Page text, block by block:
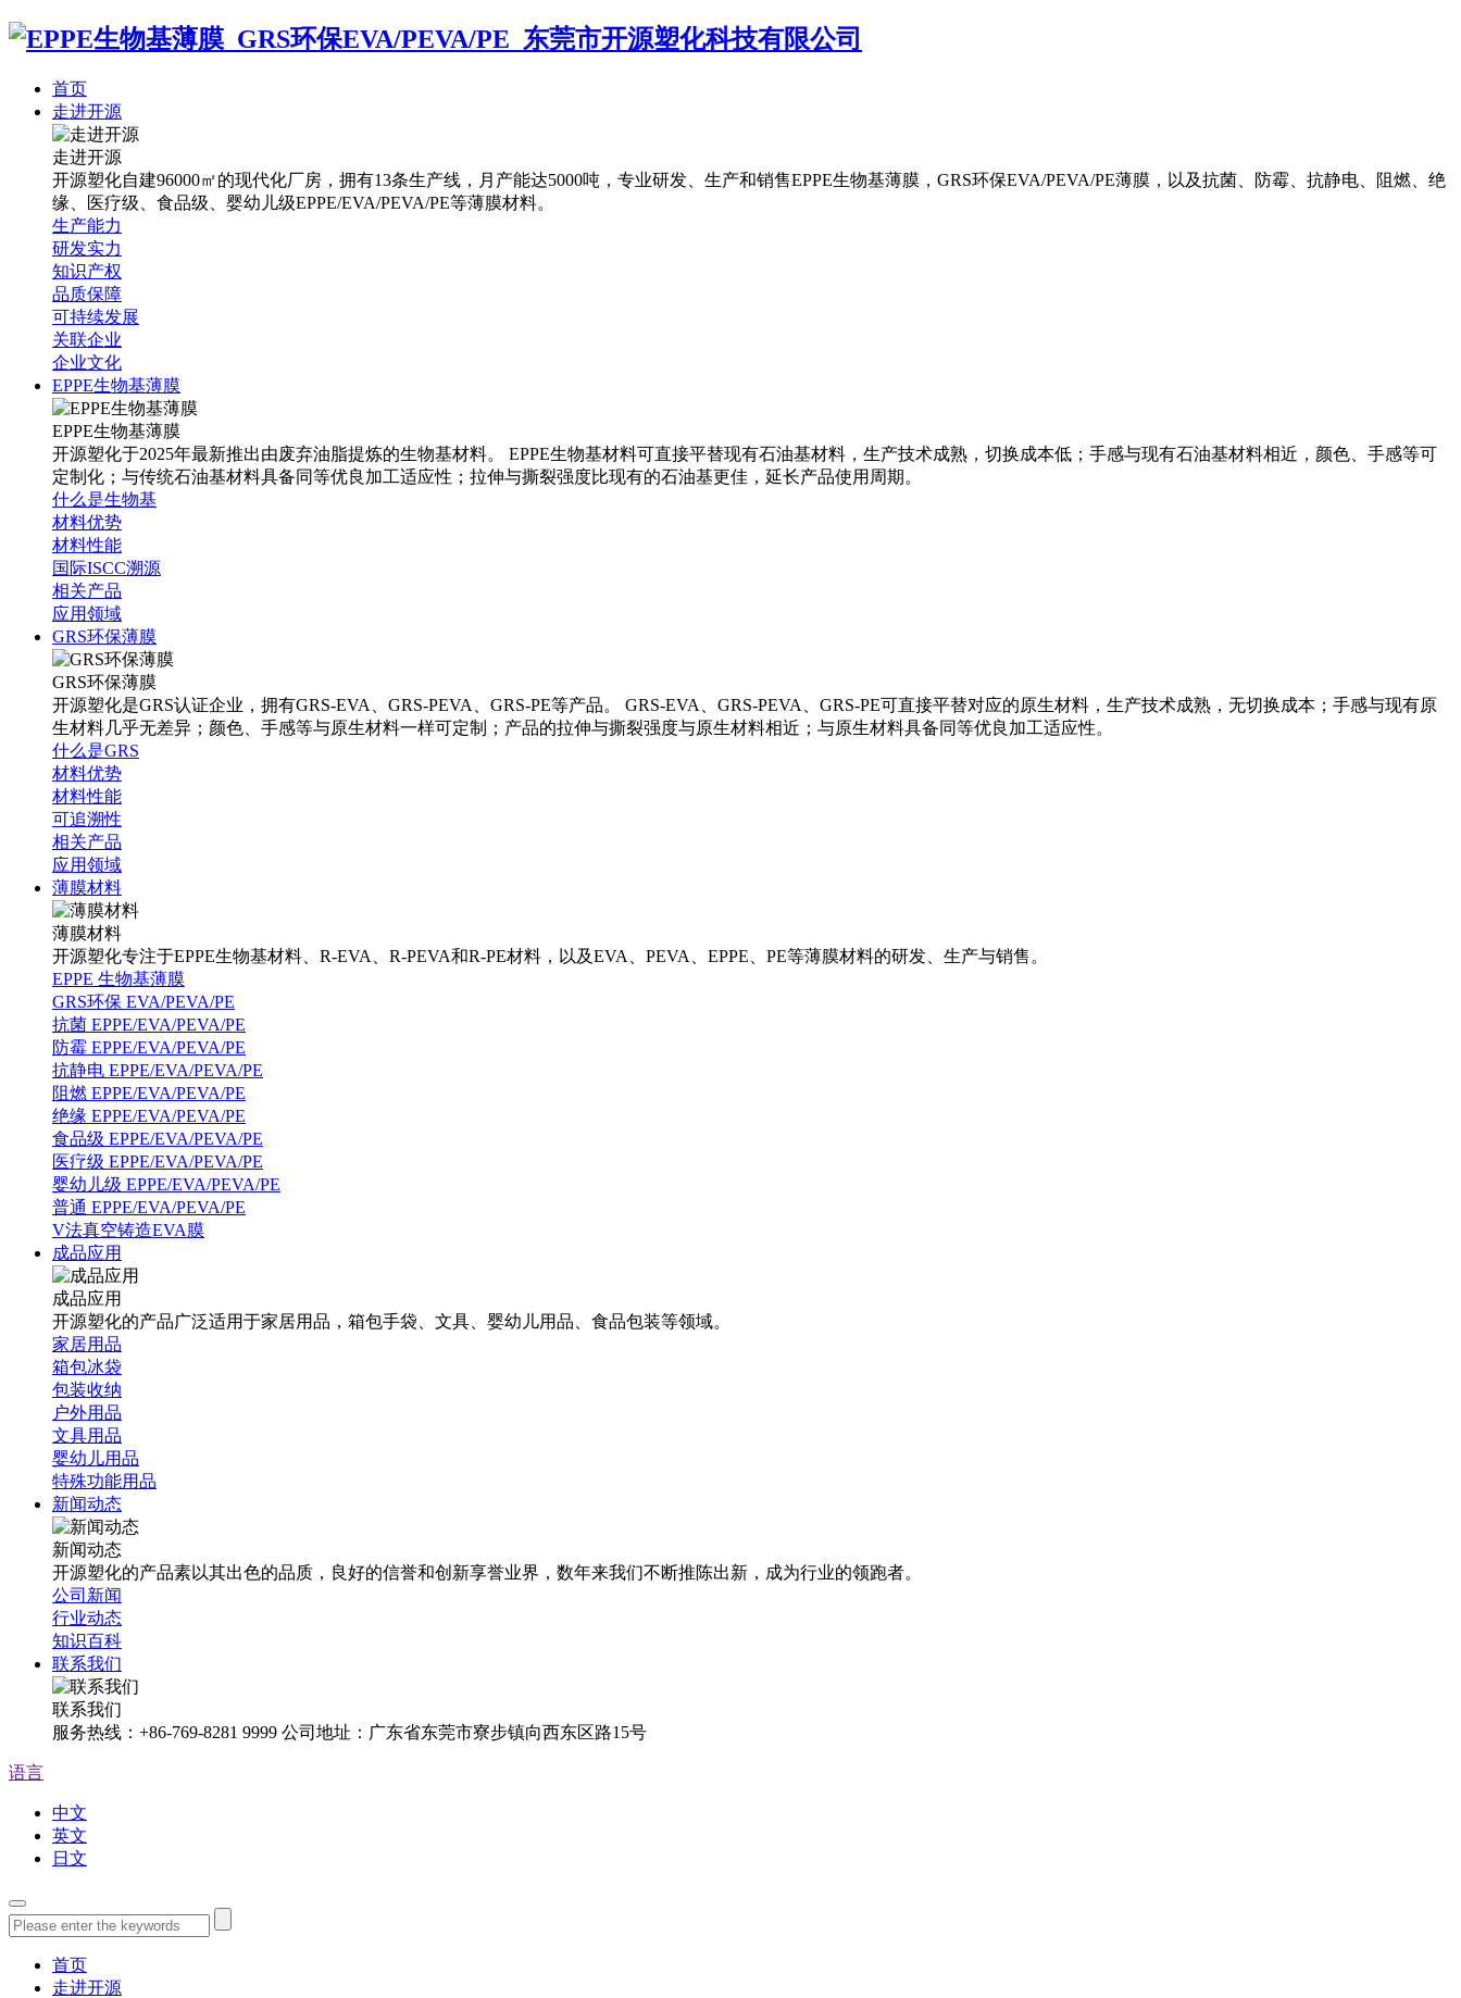
首页
走进开源
走进开源
开源塑化自建96000㎡的现代化厂房，拥有13条生产线，月产能达5000吨，专业研发、生产和销售EPPE生物基薄膜，GRS环保EVA/PEVA/PE薄膜，以及抗菌、防霉、抗静电、阻燃、绝
缘、医疗级、食品级、婴幼儿级EPPE/EVA/PEVA/PE等薄膜材料。
生产能力
研发实力
知识产权
品质保障
可持续发展
关联企业
企业文化
EPPE生物基薄膜
EPPE生物基薄膜
开源塑化于2025年最新推出由废弃油脂提炼的生物基材料。 EPPE生物基材料可直接平替现有石油基材料，生产技术成熟，切换成本低；手感与现有石油基材料相近，颜色、手感等可
定制化；与传统石油基材料具备同等优良加工适应性；拉伸与撕裂强度比现有的石油基更佳，延长产品使用周期。
什么是生物基
材料优势
材料性能
国际ISCC溯源
相关产品
应用领域
GRS环保薄膜
GRS环保薄膜
开源塑化是GRS认证企业，拥有GRS-EVA、GRS-PEVA、GRS-PE等产品。 GRS-EVA、GRS-PEVA、GRS-PE可直接平替对应的原生材料，生产技术成熟，无切换成本；手感与现有原
生材料几乎无差异；颜色、手感等与原生材料一样可定制；产品的拉伸与撕裂强度与原生材料相近；与原生材料具备同等优良加工适应性。
什么是GRS
材料优势
材料性能
可追溯性
相关产品
应用领域
薄膜材料
薄膜材料
开源塑化专注于EPPE生物基材料、R-EVA、R-PEVA和R-PE材料，以及EVA、PEVA、EPPE、PE等薄膜材料的研发、生产与销售。
EPPE 生物基薄膜
GRS环保 EVA/PEVA/PE
抗菌 EPPE/EVA/PEVA/PE
防霉 EPPE/EVA/PEVA/PE
抗静电 EPPE/EVA/PEVA/PE
阻燃 EPPE/EVA/PEVA/PE
绝缘 EPPE/EVA/PEVA/PE
食品级 EPPE/EVA/PEVA/PE
医疗级 EPPE/EVA/PEVA/PE
婴幼儿级 EPPE/EVA/PEVA/PE
普通 EPPE/EVA/PEVA/PE
V法真空铸造EVA膜
成品应用
成品应用
开源塑化的产品广泛适用于家居用品，箱包手袋、文具、婴幼儿用品、食品包装等领域。
家居用品
箱包冰袋
包装收纳
户外用品
文具用品
婴幼儿用品
特殊功能用品
新闻动态
新闻动态
开源塑化的产品素以其出色的品质，良好的信誉和创新享誉业界，数年来我们不断推陈出新，成为行业的领跑者。
公司新闻
行业动态
知识百科
联系我们
联系我们
服务热线：+86-769-8281 9999 公司地址：广东省东莞市寮步镇向西东区路15号
语言
中文
英文
日文
首页
走进开源